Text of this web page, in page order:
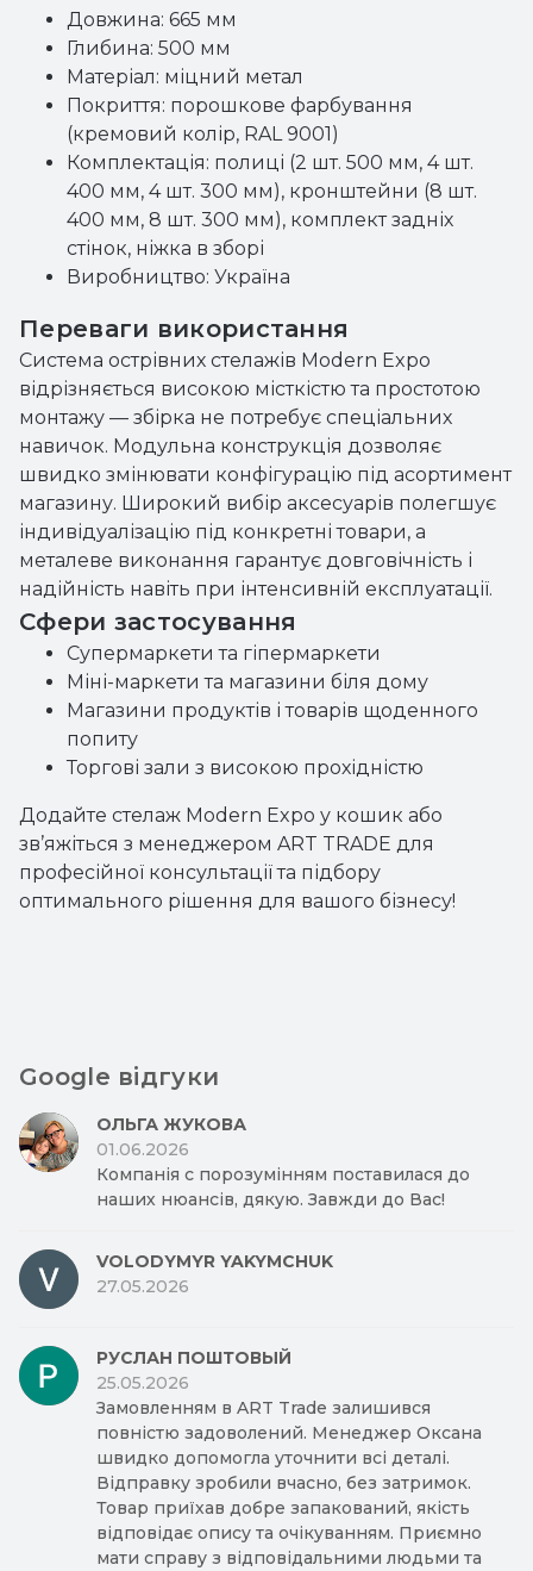
Довжина: 665 мм
Глибина: 500 мм
Матеріал: міцний метал
Покриття: порошкове фарбування
(кремовий колір, RAL 9001)
Комплектація: полиці (2 шт. 500 мм, 4 шт.
400 мм, 4 шт. 300 мм), кронштейни (8 шт.
400 мм, 8 шт. 300 мм), комплект задніх
стінок, ніжка в зборі
Виробництво: Україна
Переваги використання
Система острівних стелажів Modern Expo
відрізняється високою місткістю та простотою
монтажу — збірка не потребує спеціальних
навичок. Модульна конструкція дозволяє
швидко змінювати конфігурацію під асортимент
магазину. Широкий вибір аксесуарів полегшує
індивідуалізацію під конкретні товари, а
металеве виконання гарантує довговічність і
надійність навіть при інтенсивній експлуатації.
Сфери застосування
Супермаркети та гіпермаркети
Міні-маркети та магазини біля дому
Магазини продуктів і товарів щоденного
попиту
Торгові зали з високою прохідністю
Додайте стелаж Modern Expo у кошик або
зв’яжіться з менеджером ART TRADE для
професійної консультації та підбору
оптимального рішення для вашого бізнесу!
Google відгуки
ОЛЬГА ЖУКОВА
01.06.2026
Компанія с порозумінням поставилася до
наших нюансів, дякую. Завжди до Вас!
VOLODYMYR YAKYMCHUK
27.05.2026
РУСЛАН ПОШТОВЫЙ
25.05.2026
Замовленням в ART Trade залишився
повністю задоволений. Менеджер Оксана
швидко допомогла уточнити всі деталі.
Відправку зробили вчасно, без затримок.
Товар приїхав добре запакований, якість
відповідає опису та очікуванням. Приємно
мати справу з відповідальними людьми та